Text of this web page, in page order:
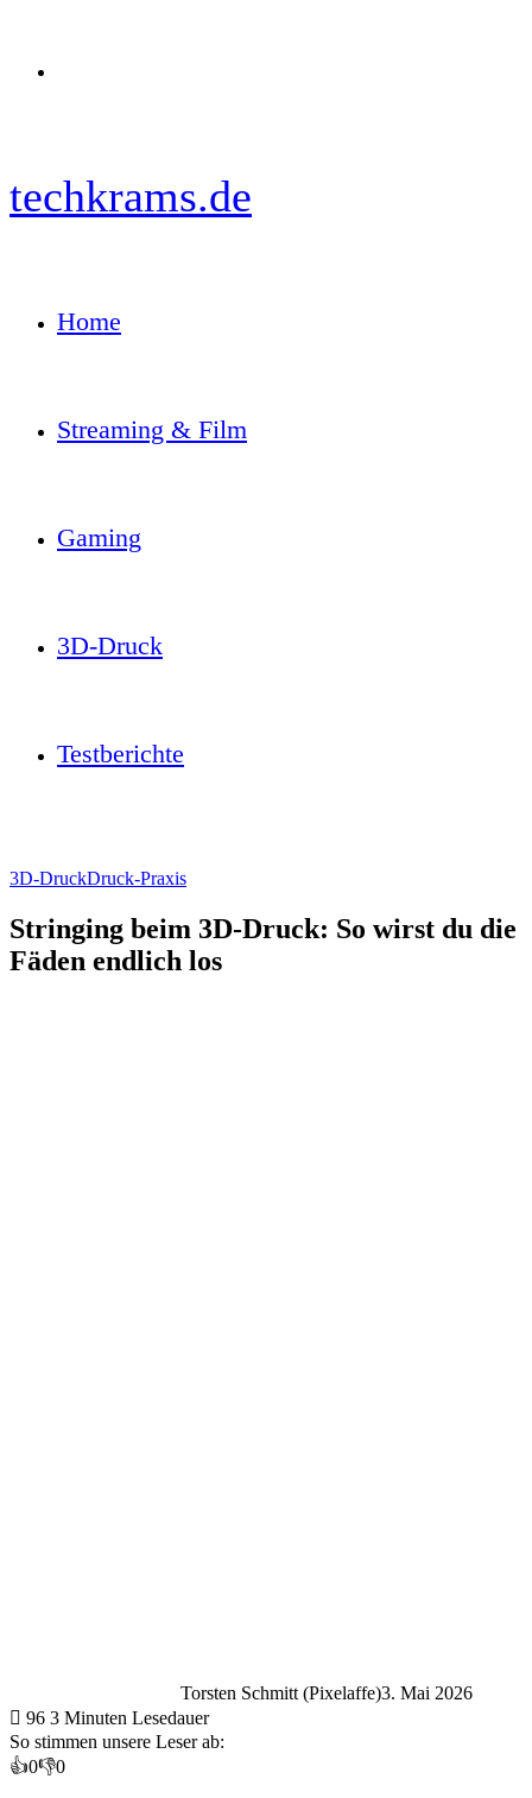
techkrams.de
Home
Streaming & Film
Gaming
3D-Druck
Testberichte
3D-DruckDruck-Praxis
Stringing beim 3D-Druck: So wirst du die
Fäden endlich los
Torsten Schmitt (Pixelaffe)3. Mai 2026
96 3 Minuten Lesedauer
So stimmen unsere Leser ab:
👍0👎0